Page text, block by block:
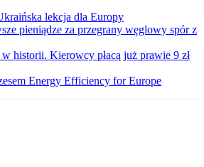
lekcja dla Europy
pieniądze za przegrany węglowy spór z
historii. Kierowcy płacą już prawie 9 zł
Energy Efficiency for Europe